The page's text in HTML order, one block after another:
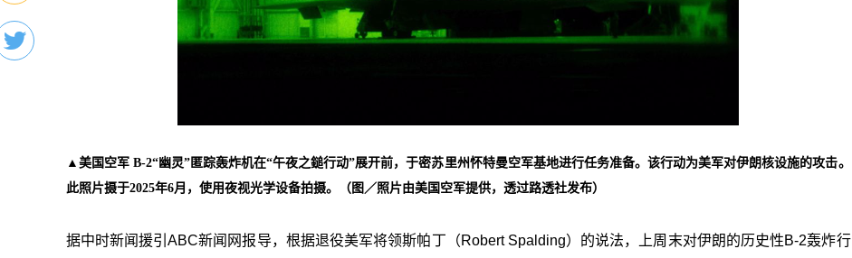
▲美国空军 B-2“幽灵”匿踪轰炸机在“午夜之鎚行动”展开前，于密苏里州怀特曼空军基地进行任务准备。该行动为美军对伊朗核设施的攻击。
此照片摄于2025年6月，使用夜视光学设备拍摄。（图／照片由美国空军提供，透过路透社发布）
据中时新闻援引ABC新闻网报导，根据退役美军将领斯帕丁（Robert Spalding）的说法，上周末对伊朗的历史性B-2轰炸行